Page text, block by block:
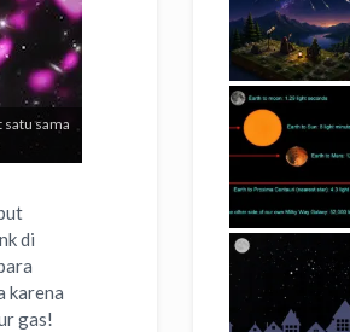
satu sama
di
karena
gas!